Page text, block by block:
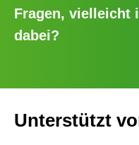
Fragen, vielleicht
dabei?
Unterstützt